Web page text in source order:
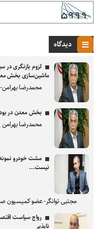
دیدگاه
لزوم بازنگری
ماشین‌سازی بخش
محمدرضا
بخش معدن در بودجه
محمدرضا
مشت خودرو
نیست...
مجتبی توانگر- عضو کمیسیون
رواج سیاست
ناپذیر